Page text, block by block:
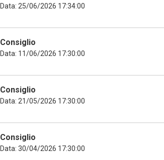
Data: 25/06/2026 17:34:00
Consiglio
Data: 11/06/2026 17:30:00
Consiglio
Data: 21/05/2026 17:30:00
Consiglio
Data: 30/04/2026 17:30:00